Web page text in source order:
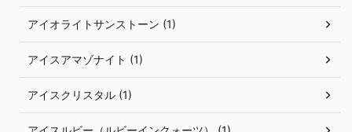
アイオライトサンストーン (1)
アイスアマゾナイト (1)
アイスクリスタル (1)